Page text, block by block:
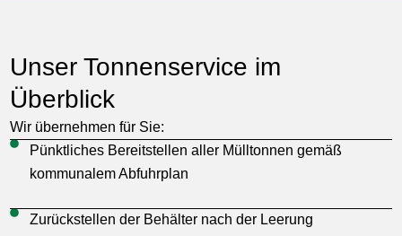
Unser Tonnenservice im
Überblick
Wir übernehmen für Sie:
Pünktliches Bereitstellen aller Mülltonnen gemäß
kommunalem Abfuhrplan
Zurückstellen der Behälter nach der Leerung